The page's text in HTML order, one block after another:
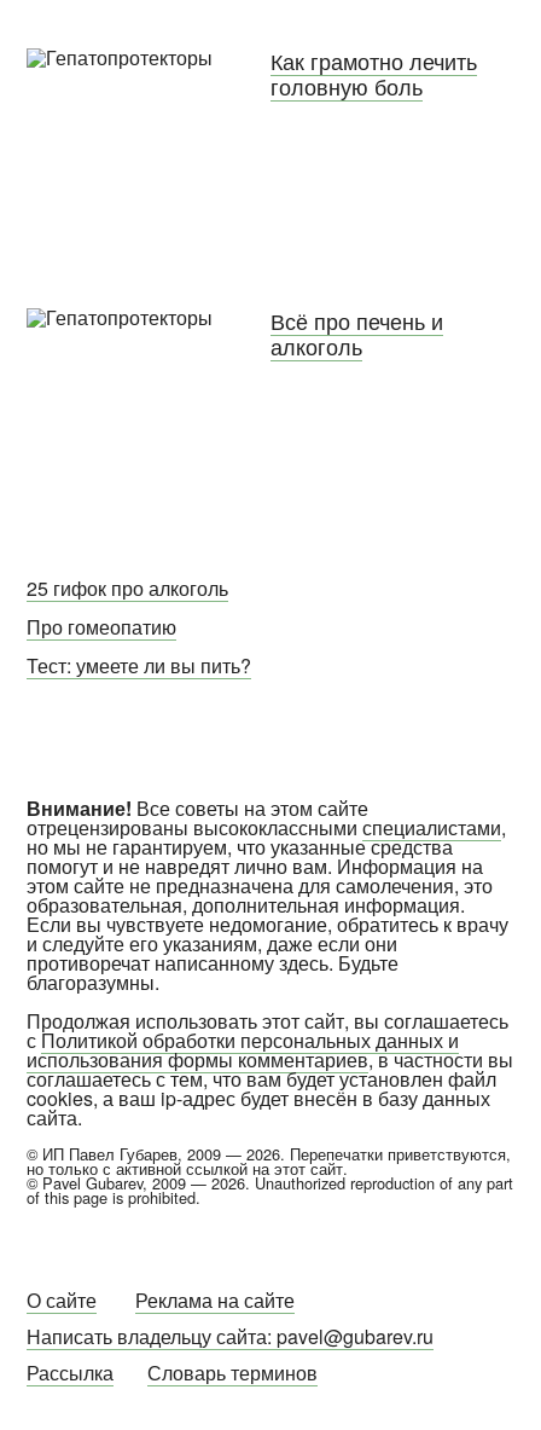
Как грамотно лечить
головную боль
Всё про печень и
алкоголь
25 гифок про алкоголь
Про гомеопатию
Тест: умеете ли вы пить?
Внимание! Все советы на этом сайте
отрецензированы высококласснымиспециалистами,
но мы не гарантируем, что указанные средства
помогут и не навредят лично вам. Информация на
этом сайте не предназначена для самолечения, это
образовательная, дополнительная информация.
Если вы чувствуете недомогание, обратитесь к врачу
и следуйте его указаниям, даже если они
противоречат написанному здесь. Будьте
благоразумны.
Продолжая использовать этот сайт, вы соглашаетесь
с Политикой обработки персональных данных и
использования формы комментариев, в частности вы
соглашаетесь с тем, что вам будет установлен файл
cookies, а ваш ip-адрес будет внесён в базу данных
сайта.
© ИП Павел Губарев, 2009 — 2026. Перепечатки приветствуются,
но только с активной ссылкой на этот сайт.
© Pavel Gubarev, 2009 — 2026. Unauthorized reproduction of any part
of this page is prohibited.
О сайте
Реклама на сайте
Написать владельцу сайта: pavel@gubarev.ru
Рассылка
Словарь терминов